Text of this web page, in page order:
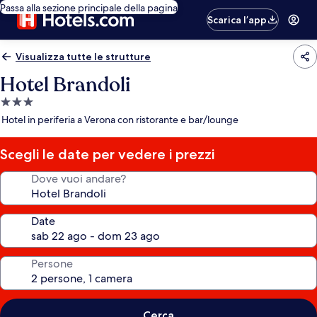
Passa alla sezione principale della pagina
Scarica l’app
Visualizza tutte le strutture
Hotel Brandoli
Struttura
a
stelle
Hotel in periferia a Verona con ristorante e bar/lounge
Scegli le date per vedere i prezzi
Dove vuoi andare?
Date
Persone